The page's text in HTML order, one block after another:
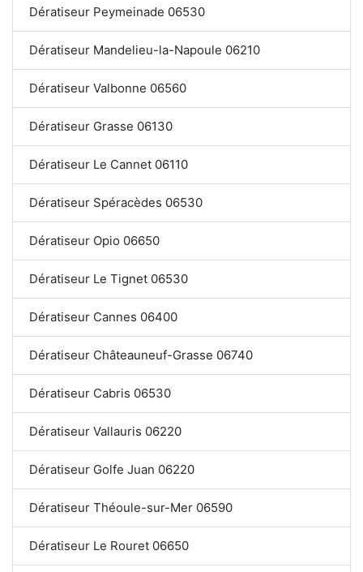
Dératiseur Peymeinade 06530
Dératiseur Mandelieu-la-Napoule 06210
Dératiseur Valbonne 06560
Dératiseur Grasse 06130
Dératiseur Le Cannet 06110
Dératiseur Spéracèdes 06530
Dératiseur Opio 06650
Dératiseur Le Tignet 06530
Dératiseur Cannes 06400
Dératiseur Châteauneuf-Grasse 06740
Dératiseur Cabris 06530
Dératiseur Vallauris 06220
Dératiseur Golfe Juan 06220
Dératiseur Théoule-sur-Mer 06590
Dératiseur Le Rouret 06650